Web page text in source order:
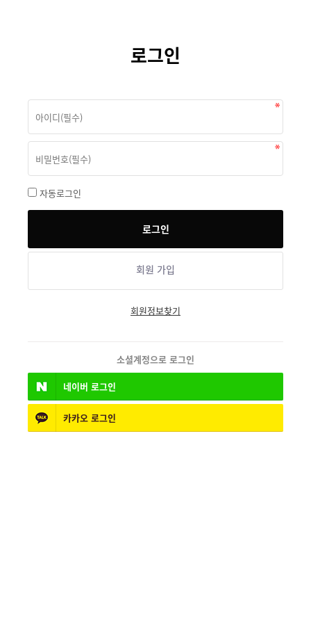
로그인
자동로그인
회원 가입
회원정보찾기
소셜계정으로 로그인
네이버 로그인
카카오 로그인